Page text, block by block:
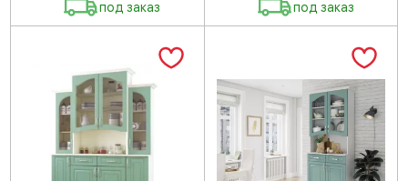
под заказ под заказ